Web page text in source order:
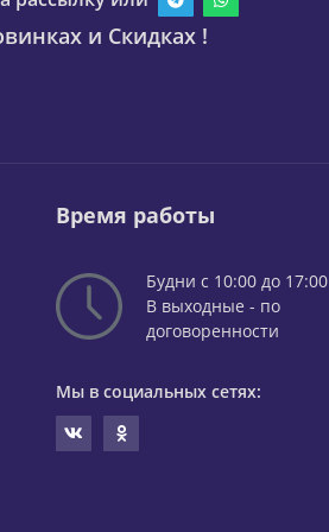
и Скидках !
Время работы
Будни с 10:00 до 17:00
В выходные - по
договоренности
Мы в социальных сетях: